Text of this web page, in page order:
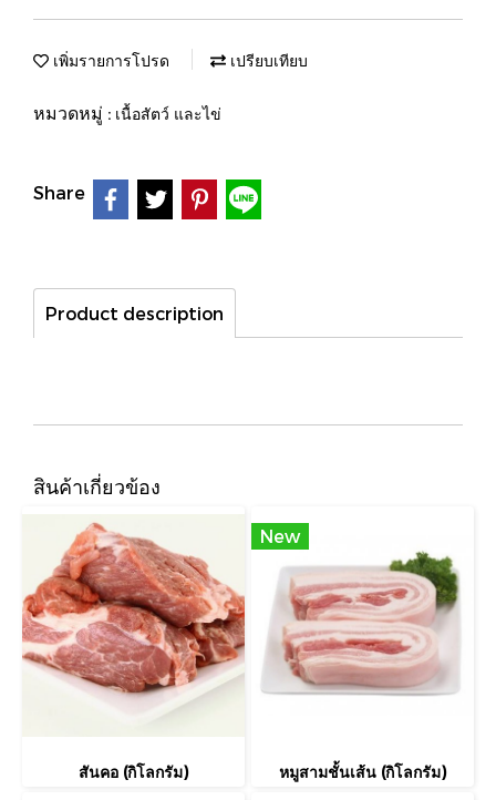
เพิ่มรายการโปรด เปรียบเทียบ
หมวดหมู่ : เนื้อสัตว์ และไข่
Share
Product description
สินค้าเกี่ยวข้อง
สันคอ (กิโลกรัม)
New
หมูสามชั้นเส้น (กิโลกรัม)